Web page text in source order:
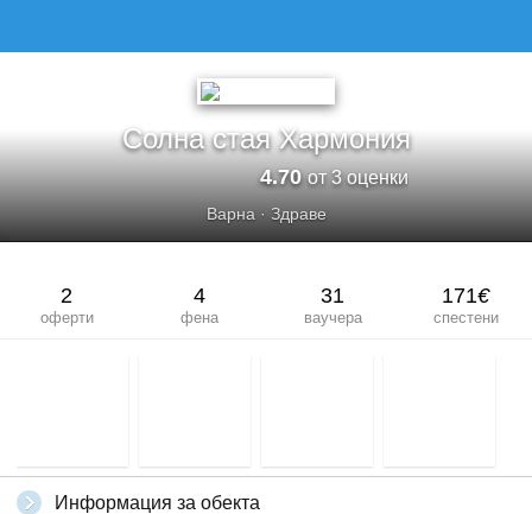
Солна стая Хармония
4.70от 3 оценки
Варна· Здраве
2
оферти
4
фена
31
ваучера
171€
спестени
Информация за обекта